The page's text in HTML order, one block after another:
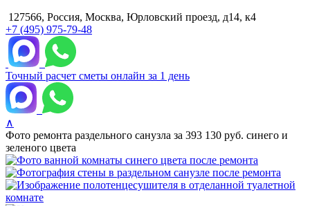
127566, Россия, Москва, Юрловский проезд, д14, к4
+7 (495) 975-79-48
Точный расчет сметы онлайн за 1 день
∧
Фото ремонта раздельного санузла за 393 130 руб. синего и
зеленого цвета